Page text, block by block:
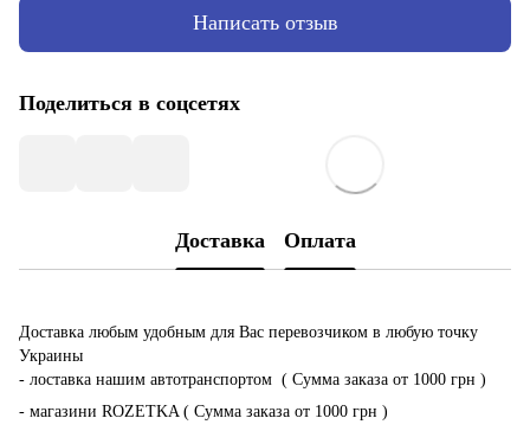
Написать отзыв
Поделиться в соцсетях
Доставка Оплата
Доставка любым удобным для Вас перевозчиком в любую точку
Украины
- лоставка нашим автотранспортом ( Сумма заказа от 1000 грн )
- магазини ROZETKA ( Сумма заказа от 1000 грн )